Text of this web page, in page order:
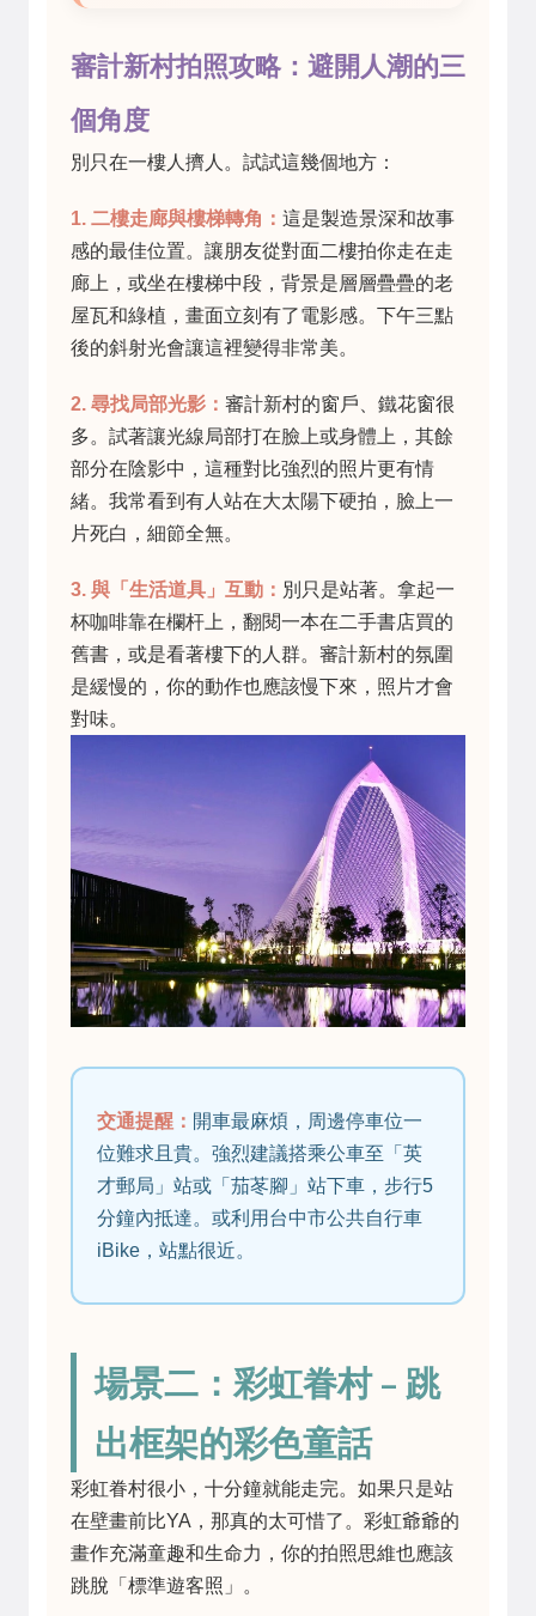
審計新村拍照攻略：避開人潮的三
個角度
別只在一樓人擠人。試試這幾個地方：
1. 二樓走廊與樓梯轉角： 這是製造景深和故事
感的最佳位置。讓朋友從對面二樓拍你走在走
廊上，或坐在樓梯中段，背景是層層疊疊的老
屋瓦和綠植，畫面立刻有了電影感。下午三點
後的斜射光會讓這裡變得非常美。
2. 尋找局部光影： 審計新村的窗戶、鐵花窗很
多。試著讓光線局部打在臉上或身體上，其餘
部分在陰影中，這種對比強烈的照片更有情
緒。我常看到有人站在大太陽下硬拍，臉上一
片死白，細節全無。
3. 與「生活道具」互動： 別只是站著。拿起一
杯咖啡靠在欄杆上，翻閱一本在二手書店買的
舊書，或是看著樓下的人群。審計新村的氛圍
是緩慢的，你的動作也應該慢下來，照片才會
對味。
交通提醒： 開車最麻煩，周邊停車位一
位難求且貴。強烈建議搭乘公車至「英
才郵局」站或「茄苳腳」站下車，步行5
分鐘內抵達。或利用台中市公共自行車
iBike，站點很近。
場景二：彩虹眷村 – 跳
出框架的彩色童話
彩虹眷村很小，十分鐘就能走完。如果只是站
在壁畫前比YA，那真的太可惜了。彩虹爺爺的
畫作充滿童趣和生命力，你的拍照思維也應該
跳脫「標準遊客照」。